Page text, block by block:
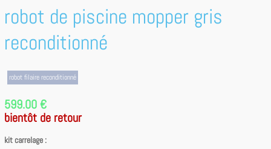
robot de piscine mopper gris
reconditionné
robot filaire reconditionné
599.00 €
bientôt de retour
kit carrelage :